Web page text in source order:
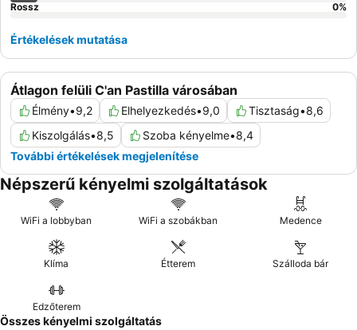
Átlagon felüli C'an Pastilla városában
Élmény•9,2 Elhelyezkedés•9,0 Tisztaság•8,6
Kiszolgálás•8,5 Szoba kényelme•8,4
További értékelések megjelenítése
Rossz
0%
Értékelések mutatása
Népszerű kényelmi szolgáltatások
WiFi a lobbyban WiFi a szobákban Medence
Klíma Étterem Szálloda bár
Edzőterem
Összes kényelmi szolgáltatás